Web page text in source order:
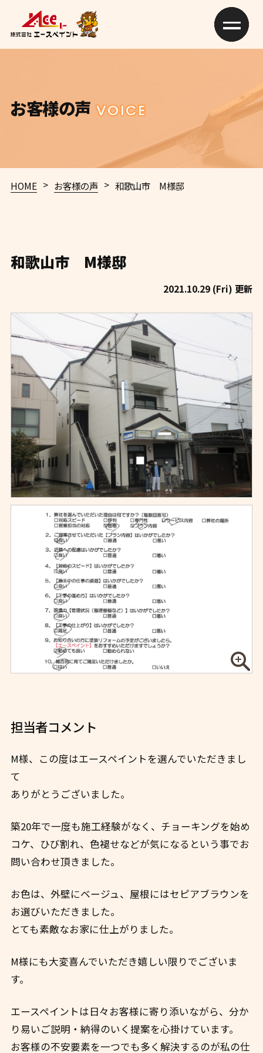
お客様の声 VOICE
HOME > お客様の声 > 和歌山市 M様邸
和歌山市 M様邸
2021.10.29 (Fri) 更新
担当者コメント
M様、この度はエースペイントを選んでいただきまし
て
ありがとうございました。
築20年で一度も施工経験がなく、チョーキングを始め
コケ、ひび割れ、色褪せなどが気になるという事でお
問い合わせ頂きました。
お色は、外壁にベージュ、屋根にはセピアブラウンを
お選びいただきました。
とても素敵なお家に仕上がりました。
M様にも大変喜んでいただき嬉しい限りでございま
す。
エースペイントは日々お客様に寄り添いながら、分か
り易いご説明・納得のいく提案を心掛けています。
お客様の不安要素を一つでも多く解決するのが私の仕